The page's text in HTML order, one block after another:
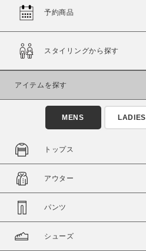
商品タイプ
通常商品
セール価格
在庫
在庫あり
予約商品
スタイリングから探す
アイテムを探す
MENS LADIES
トップス
アウター
パンツ
シューズ